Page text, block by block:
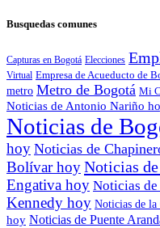
Busquedas comunes
Capturas en Bogotá Elecciones
Virtual Empresa de Acueducto de
metro Metro de Bogotá Mi
Noticias de Antonio Nariño
Noticias de
hoy Noticias de
Bolívar hoyNoticias
Engativa hoy Noticias
Kennedy hoy Noticias de la
hoy Noticias de Puente